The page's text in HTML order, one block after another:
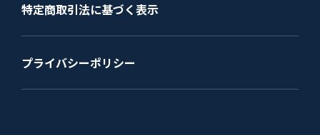
特定商取引法に基づく表示
プライバシーポリシー